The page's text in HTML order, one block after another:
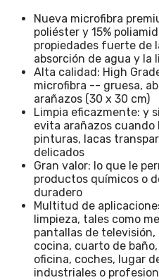
Nueva microfibra
poliéster y 15%
propiedades fuerte de
absorción de agua y la
Alta calidad: High
microfibra -- gruesa,
arañazos (30 x 30 cm)
Limpia eficazmente: y
evita arañazos cuando
pinturas, lacas
delicados
Gran valor: lo que le
productos químicos o
duradero
Multitud de
limpieza, tales como
pantallas de
cocina, cuarto de
oficina, coches, lugar
industriales o